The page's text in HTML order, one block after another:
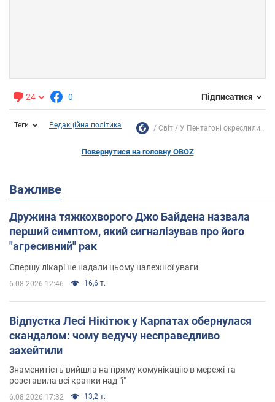
24 0 Підписатися
Теги Редакційна політика Світ У Пентагоні окреслили...
Повернутися на головну OBOZ
Важливе
Дружина тяжкохворого Джо Байдена назвала
перший симптом, який сигналізував про його
"агресивний" рак
Спершу лікарі не надали цьому належної уваги
6.08.2026 12:46 16,6 т.
Відпустка Лесі Нікітюк у Карпатах обернулася
скандалом: чому ведучу несправедливо
захейтили
Знаменитість вийшла на пряму комунікацію в мережі та
розставила всі крапки над "і"
6.08.2026 17:32 13,2 т.